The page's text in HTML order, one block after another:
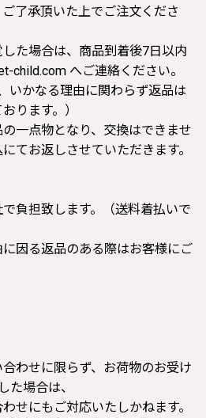
了承頂いた上でご注文くださ
た場合は、商品到着後7日以内
child.com へご連絡ください。
いかなる理由に関わらず返品は
ります。）
一点物となり、交換はできませ
てお返しさせていただきます。
負担致します。（送料着払いで
因る返品のある際はお客様にご
わせに限らず、お荷物のお受け
た場合は、
せにもご対応いたしかねます。